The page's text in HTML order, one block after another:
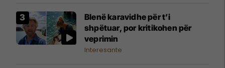
Blenë karavidhe për t’i
shpëtuar, por kritikohen për
veprimin
Interesante